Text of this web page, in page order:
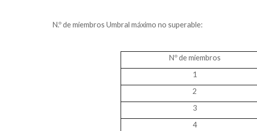
N.º de miembros Umbral máximo no superable:
Nº de miembros
1
2
3
4